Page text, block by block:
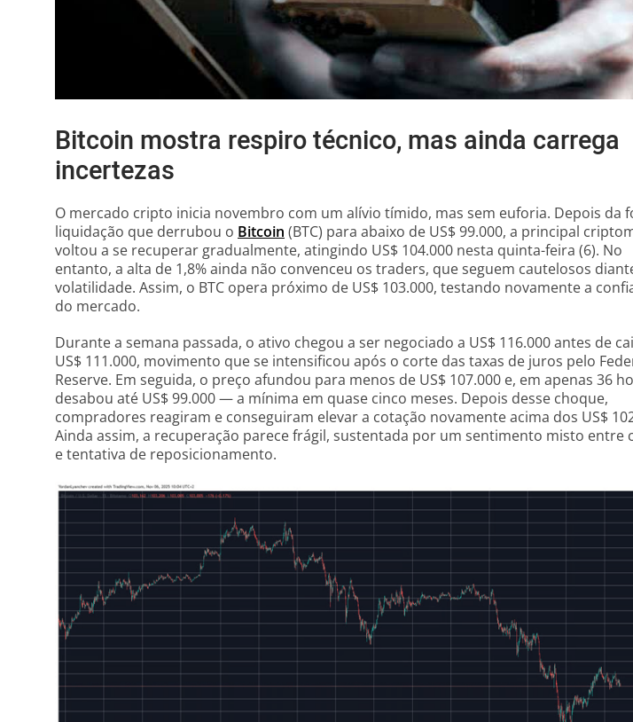
Bitcoin mostra respiro técnico, mas ainda carrega
incertezas
O mercado cripto inicia novembro com um alívio tímido, mas sem euforia. Depois da
liquidação que derrubou o Bitcoin (BTC) para abaixo de US$ 99.000, a principal
voltou a se recuperar gradualmente, atingindo US$ 104.000 nesta quinta-feira (6). No
entanto, a alta de 1,8% ainda não convenceu os traders, que seguem cautelosos
volatilidade. Assim, o BTC opera próximo de US$ 103.000, testando novamente a
do mercado.
Durante a semana passada, o ativo chegou a ser negociado a US$ 116.000 antes de
US$ 111.000, movimento que se intensificou após o corte das taxas de juros pelo
Reserve. Em seguida, o preço afundou para menos de US$ 107.000 e, em apenas 36
desabou até US$ 99.000 — a mínima em quase cinco meses. Depois desse choque,
compradores reagiram e conseguiram elevar a cotação novamente acima dos US$
Ainda assim, a recuperação parece frágil, sustentada por um sentimento misto entre
e tentativa de reposicionamento.